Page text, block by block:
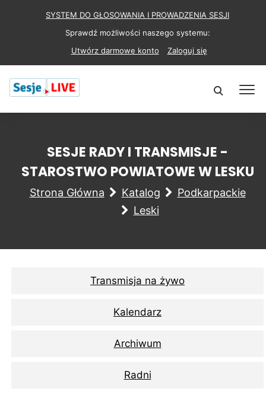
SYSTEM DO GŁOSOWANIA I PROWADZENIA SESJI
Sprawdź możliwości naszego systemu:
Utwórz darmowe konto
Zaloguj się
SESJE RADY I TRANSMISJE -
STAROSTWO POWIATOWE W LESKU
Strona Główna Katalog
Podkarpackie
Leski
Transmisja na żywo
Kalendarz
Archiwum
Radni